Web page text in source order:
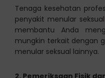
Tenaga kesehatan
penyakit menular seksual
membantu Anda
mungkin terkait dengan
menular seksual lainnya.